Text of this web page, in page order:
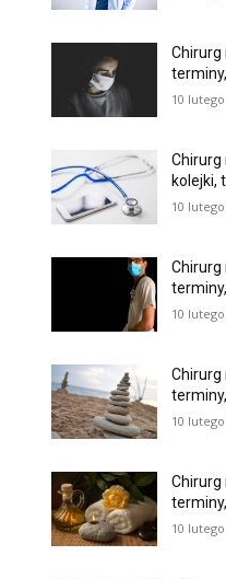
Chirurg
10
Chirurg
kolejki,
10
Chirurg
10
Chirurg
10
Chirurg
10